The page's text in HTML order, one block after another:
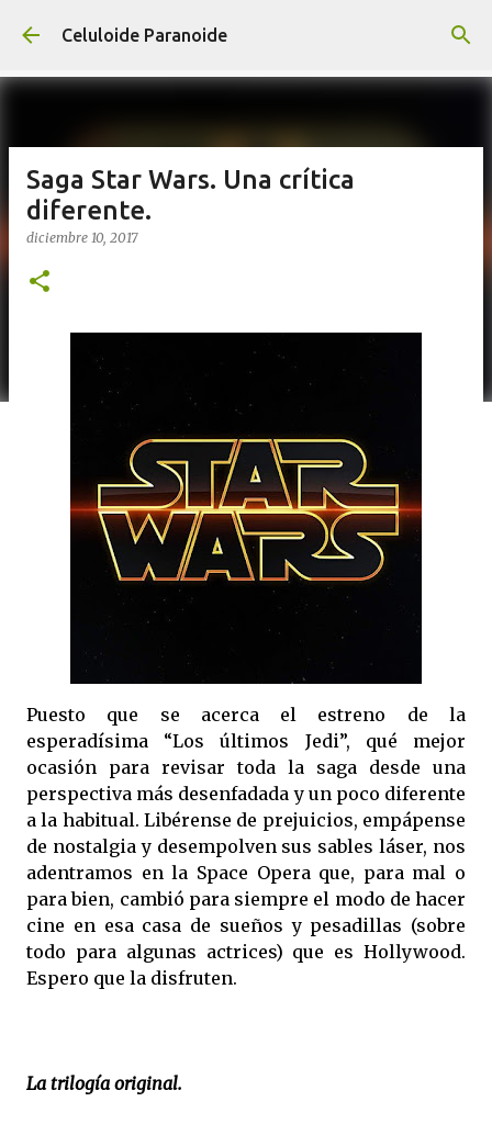
Ir al contenido principal
Celuloide Paranoide
Saga Star Wars. Una crítica
diferente.
diciembre 10, 2017
Puesto que se acerca el estreno de la
esperadísima “Los últimos Jedi”, qué mejor
ocasión para revisar toda la saga desde una
perspectiva más desenfadada y un poco diferente
a la habitual. Libérense de prejuicios, empápense
de nostalgia y desempolven sus sables láser, nos
adentramos en la Space Opera que, para mal o
para bien, cambió para siempre el modo de hacer
cine en esa casa de sueños y pesadillas (sobre
todo para algunas actrices) que es Hollywood.
Espero que la disfruten.
La trilogía original.